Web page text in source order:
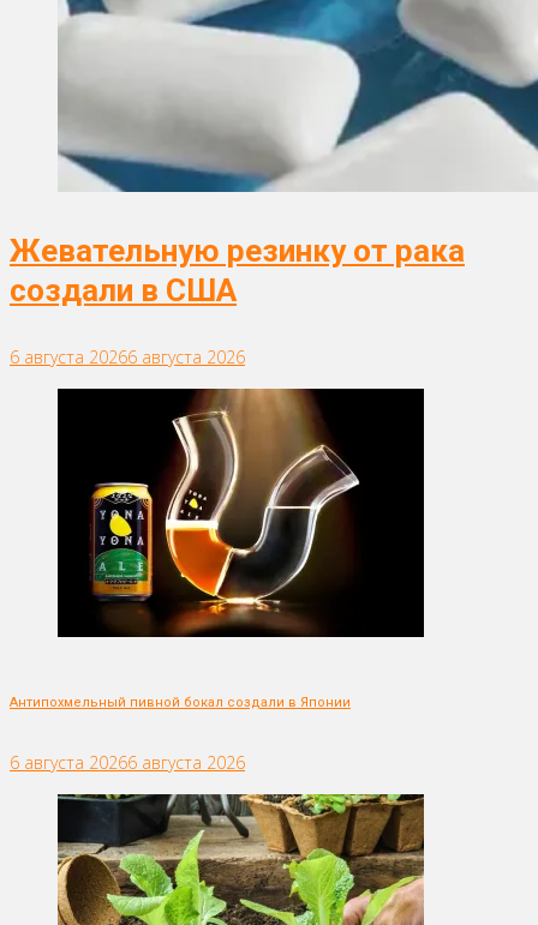
Жевательную резинку от рака
создали в США
6 августа 20266 августа 2026
Антипохмельный пивной бокал создали в Японии
6 августа 20266 августа 2026